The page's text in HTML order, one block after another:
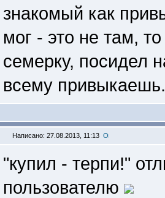
знакомый как
мог - это не там,
семерку, посидел
всему привыкаешь.
Написано: 27.08.2013, 11:13
"купил - терпи!"
пользователю